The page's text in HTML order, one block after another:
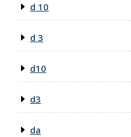
d 10
d 3
d10
d3
da